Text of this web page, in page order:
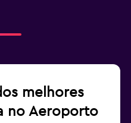
melhores
no Aeroporto